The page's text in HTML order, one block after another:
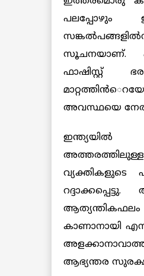
സൂചനയാണ്.
ഫാഷിസ്റ്റ്
അവസ്ഥയെ
ഇന്ത്യയില്‍
വ്യക്തികളുടെ
ആത്യന്തികഫലം
കാണാനായി
ആഭ്യന്തര